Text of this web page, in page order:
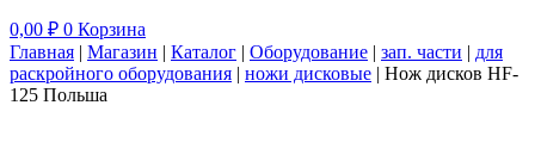
0,00 ₽ 0 Корзина
Главная | Магазин | Каталог | Оборудование | зап. части | для
раскройного оборудования | ножи дисковые | Нож дисков HF-
125 Польша